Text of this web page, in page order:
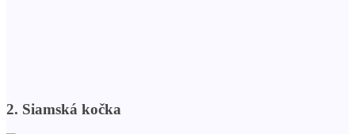
2. Siamská kočka